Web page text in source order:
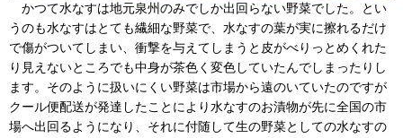
かつて水なすは地元泉州のみでしか出回らない野菜でした。とい
うのも水なすはとても繊細な野菜で、水なすの葉が実に擦れるだけ
で傷がついてしまい、衝撃を与えてしまうと皮がべりっとめくれた
り見えないところでも中身が茶色く変色していたんでしまったりし
ます。そのように扱いにくい野菜は市場から遠のいていたのですが
クール便配送が発達したことにより水なすのお漬物が先に全国の市
場へ出回るようになり、それに付随して生の野菜としての水なすの